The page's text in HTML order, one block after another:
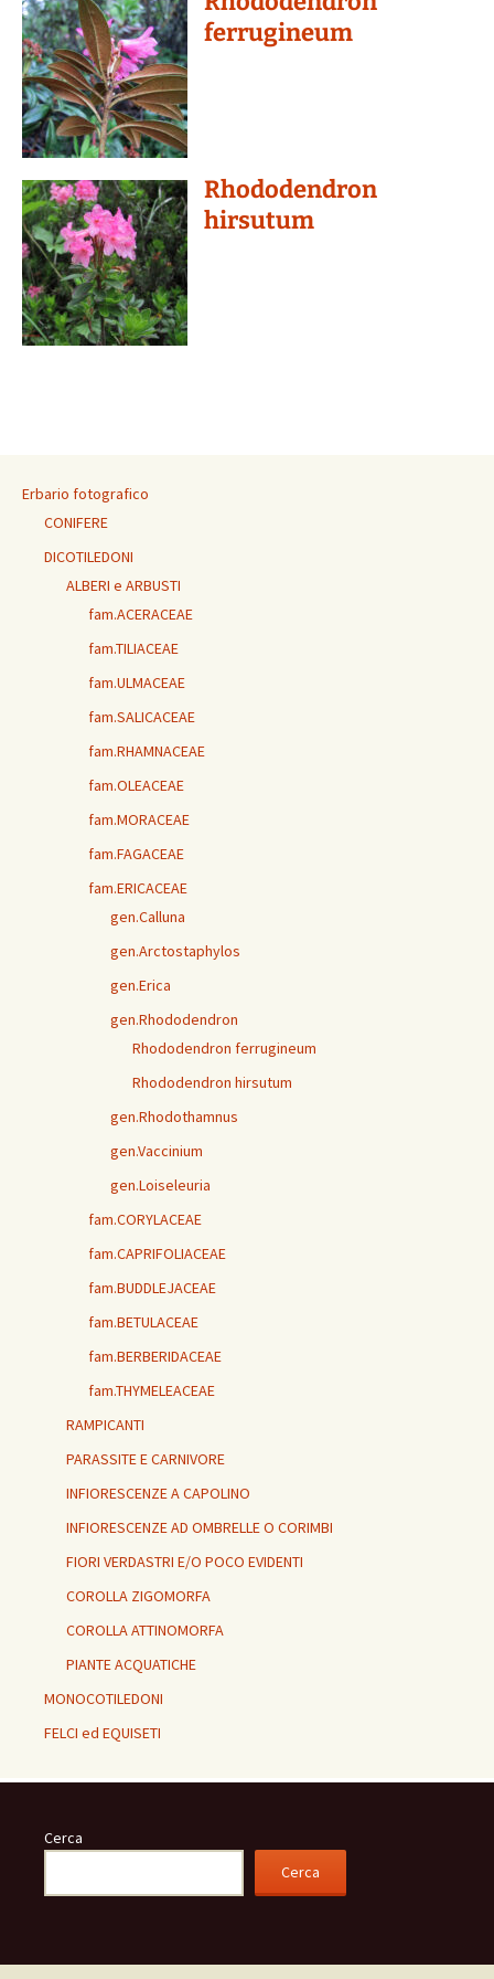
ferrugineum
Rhododendron
hirsutum
Erbario fotografico
CONIFERE
DICOTILEDONI
ALBERI e ARBUSTI
fam.ACERACEAE
fam.TILIACEAE
fam.ULMACEAE
fam.SALICACEAE
fam.RHAMNACEAE
fam.OLEACEAE
fam.MORACEAE
fam.FAGACEAE
fam.ERICACEAE
gen.Calluna
gen.Arctostaphylos
gen.Erica
gen.Rhododendron
Rhododendron ferrugineum
Rhododendron hirsutum
gen.Rhodothamnus
gen.Vaccinium
gen.Loiseleuria
fam.CORYLACEAE
fam.CAPRIFOLIACEAE
fam.BUDDLEJACEAE
fam.BETULACEAE
fam.BERBERIDACEAE
fam.THYMELEACEAE
RAMPICANTI
PARASSITE E CARNIVORE
INFIORESCENZE A CAPOLINO
INFIORESCENZE AD OMBRELLE O CORIMBI
FIORI VERDASTRI E/O POCO EVIDENTI
COROLLA ZIGOMORFA
COROLLA ATTINOMORFA
PIANTE ACQUATICHE
MONOCOTILEDONI
FELCI ed EQUISETI
Cerca
Cerca